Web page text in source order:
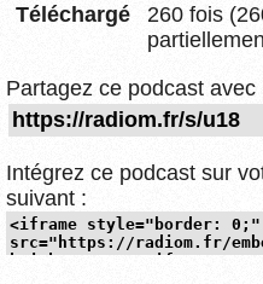
Téléchargé
260 fois
Partagez ce podcast
Intégrez ce podcast sur
suivant :